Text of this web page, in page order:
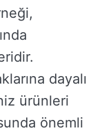
dayalı
ürünleri
önemli